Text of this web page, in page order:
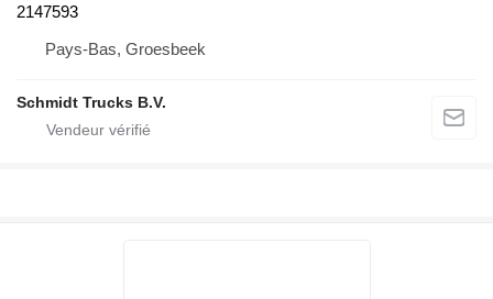
2147593
Pays-Bas, Groesbeek
Schmidt Trucks B.V.